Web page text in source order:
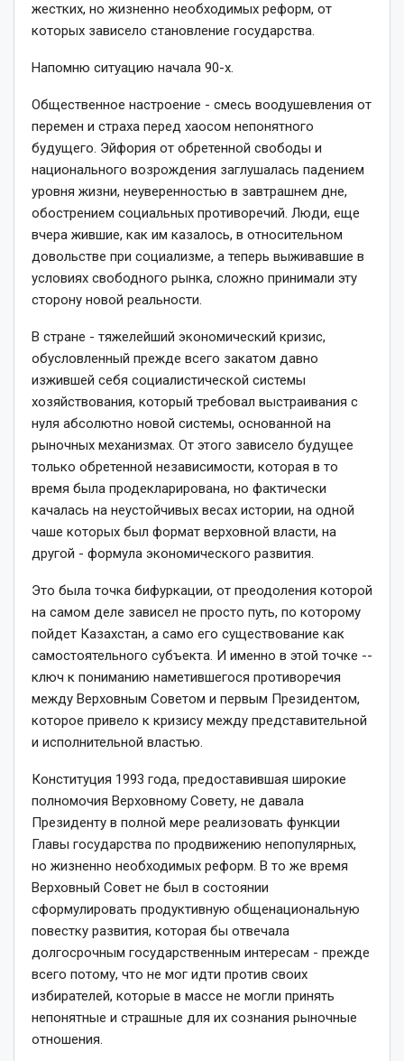
жестких, но жизненно необходимых реформ, от
которых зависело становление государства.
Напомню ситуацию начала 90­-х.
Общественное настроение ­- смесь воодушевления от
перемен и страха перед хаосом непонятного
будущего. Эйфория от обретенной свободы и
национального возрождения заглушалась падением
уровня жизни, неуверенностью в завтрашнем дне,
обострением социальных противоречий. Люди, еще
вчера жившие, как им казалось, в относительном
довольстве при социализме, а теперь выживавшие в
условиях свободного рынка, сложно принимали эту
сторону новой реальности.
В стране -­ тяжелейший экономический кризис,
обусловленный прежде всего закатом давно
изжившей себя социалистической системы
хозяйствования, который требовал выстраивания с
нуля абсолютно новой системы, основанной на
рыночных механизмах. От этого зависело будущее
только обретенной независимости, которая в то
время была продекларирована, но фактически
качалась на неустойчивых весах истории, на одной
чаше которых был формат верховной власти, на
другой -­ формула экономического развития.
Это была точка бифуркации, от преодоления которой
на самом деле зависел не просто путь, по которому
пойдет Казахстан, а само его существование как
самостоятельного субъекта. И именно в этой точке -­
ключ к пониманию наметившегося противоречия
между Верховным Советом и первым Президентом,
которое привело к кризису между представительной
и исполнительной властью.
Конституция 1993 года, предоставившая широкие
полномочия Верховному Совету, не давала
Президенту в полной мере реализовать функции
Главы государства по продвижению непопулярных,
но жизненно необходимых реформ. В то же время
Верховный Совет не был в состоянии
сформулировать продуктивную общенациональную
повестку развития, которая бы отвечала
долгосрочным государственным интересам -­ прежде
всего потому, что не мог идти против своих
избирателей, которые в массе не могли принять
непонятные и страшные для их сознания рыночные
отношения.